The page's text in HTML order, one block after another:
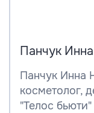
Панчук
Панчук Инна
косметолог,
"Телос